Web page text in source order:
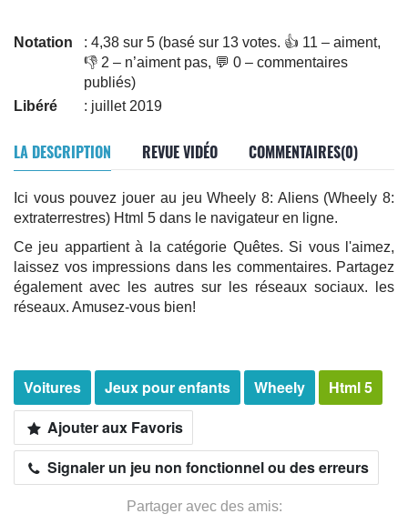
Notation
: 4,38 sur 5 (basé sur 13 votes. 👍 11 – aiment,
👎 2 – n’aiment pas, 💬 0 – commentaires
publiés)
Libéré
: juillet 2019
LA DESCRIPTION REVUE VIDÉO COMMENTAIRES(0)
Ici vous pouvez jouer au jeu Wheely 8: Aliens (Wheely 8:
extraterrestres) Html 5 dans le navigateur en ligne.
Ce jeu appartient à la catégorie Quêtes. Si vous l'aimez,
laissez vos impressions dans les commentaires. Partagez
également avec les autres sur les réseaux sociaux. les
réseaux. Amusez-vous bien!
Voitures Jeux pour enfants Wheely
Html 5
Ajouter aux Favoris
Signaler un jeu non fonctionnel ou des erreurs
Partager avec des amis: